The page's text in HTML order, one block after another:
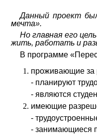
Данный проект
мечта».
Но главная его
жить, работать и
В программе
проживающие за
- планируют
- являются
имеющие
-
- занимающиеся